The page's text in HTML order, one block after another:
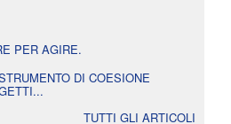
PER AGIRE.
DI COESIONE
TUTTI GLI ARTICOLI